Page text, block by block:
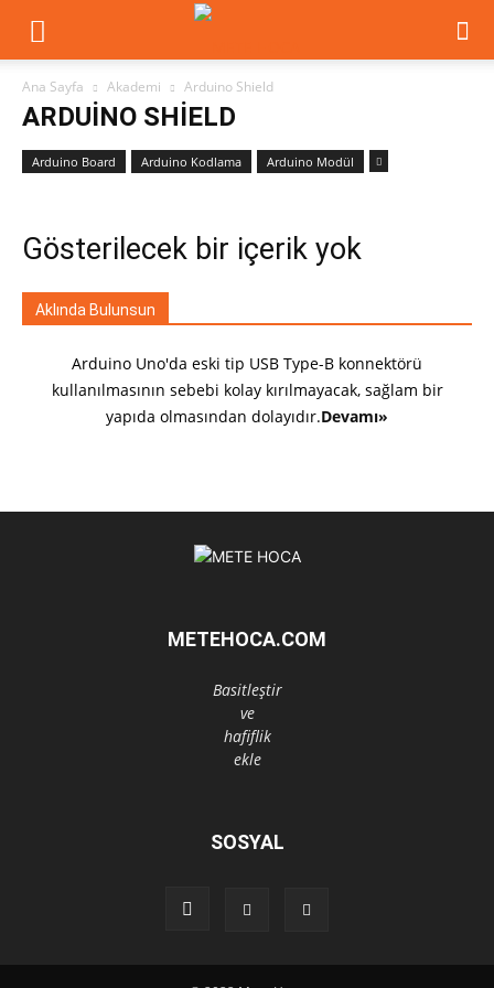
METE
HOCA
Eğitim,
Elektronik,
Ana Sayfa Akademi Arduino Shield
ARDUINO SHIELD
Arduino Board Arduino Kodlama Arduino Modül
Gösterilecek bir içerik yok
Aklında Bulunsun
Arduino Uno'da eski tip USB Type-B konnektörü
kullanılmasının sebebi kolay kırılmayacak, sağlam bir
yapıda olmasından dolayıdır.Devamı»
METEHOCA.COM
Basitleştir
ve
hafiflik
ekle
SOSYAL